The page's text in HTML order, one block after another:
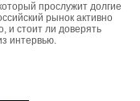
прослужит долгие
рынок активно
и стоит ли доверять
интервью.